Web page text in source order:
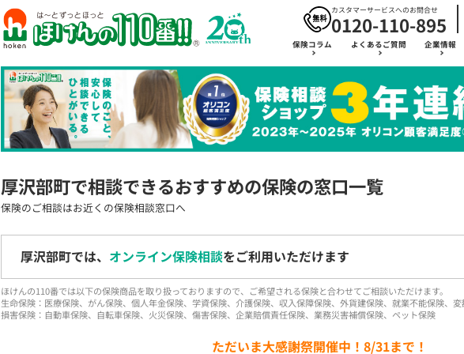
カスタマーサービスへのお問合せ
0120-110-895
保険コラム よくあるご質問 企業情報
厚沢部町で相談できるおすすめの保険の窓口一覧
保険のご相談はお近くの保険相談窓口へ
厚沢部町では、 オンライン保険相談をご利用いただけます
ほけんの110番では以下の保険商品を取り扱っておりますので、ご希望される保険と合わせてご相談いただけます。
生命保険：医療保険、がん保険、個人年金保険、学資保険、介護保険、収入保障保険、外貨建保険、就業不能保険、
損害保険：自動車保険、自転車保険、火災保険、傷害保険、企業賠償責任保険、業務災害補償保険、ペット保険
ただいま大感謝祭開催中！8/31まで！